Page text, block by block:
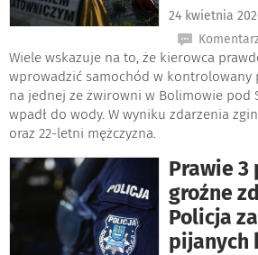
24 kwietnia
Wiele wskazuje na to, że kierowca
wprowadzić samochód w kontrolowany
na jednej ze żwirowni w Bolimowie pod
wpadł do wody. W wyniku zdarzenia
oraz 22-letni mężczyzna.
Prawie 3
groźne
Policja
pijanych